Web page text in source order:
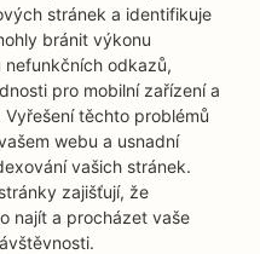
stránek a identifikuje
bránit výkonu
odkazů,
pro mobilní zařízení a
těchto problémů
webu a usnadní
vašich stránek.
zajišťují, že
najít a procházet vaše